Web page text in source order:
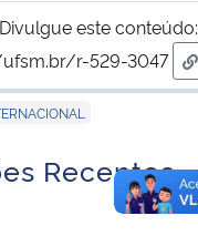
Divulgue este conteúdo:
r-529-3047
Recentes